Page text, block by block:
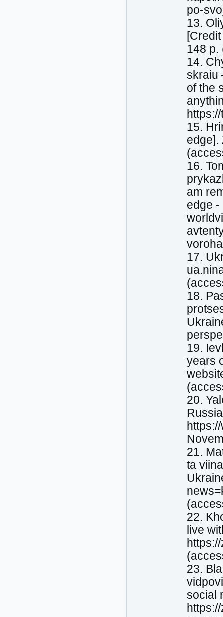
po-
13.
148 p.
14.
skraiu
of the
15.
edge].
16.
am
edge -
17.
18.
19.
years
20.
21.
ta
22.
live
23.
social